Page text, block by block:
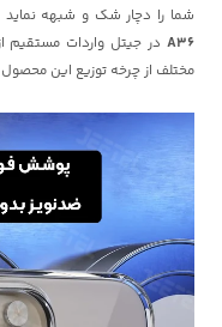
شما را دچار شک و شبهه نماید
A36
مختلف از چرخه توزیع این